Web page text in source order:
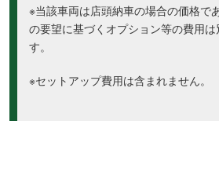
※当該車両は店頭納車の場合の価格で
の要望に基づくオプション等の費用
す。
※セットアップ費用は含まれません。